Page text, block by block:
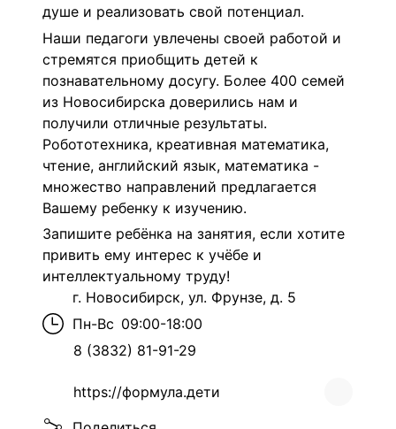
душе и реализовать свой потенциал.
Наши педагоги увлечены своей работой и
стремятся приобщить детей к
познавательному досугу. Более 400 семей
из Новосибирска доверились нам и
получили отличные результаты.
Робототехника, креативная математика,
чтение, английский язык, математика -
множество направлений предлагается
Вашему ребенку к изучению.
Запишите ребёнка на занятия, если хотите
привить ему интерес к учёбе и
интеллектуальному труду!
г. Новосибирск, ул. Фрунзе, д. 5
Пн-Вс 09:00-18:00
8 (3832) 81-91-29
https://формула.дети